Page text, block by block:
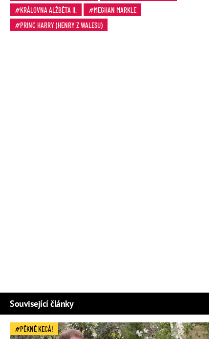
KRÁLOVNA ALŽBĚTA II.
MEGHAN MARKLE
PRINC HARRY (HENRY Z WALESU)
Související články
PĚKNĚ KECÁ!